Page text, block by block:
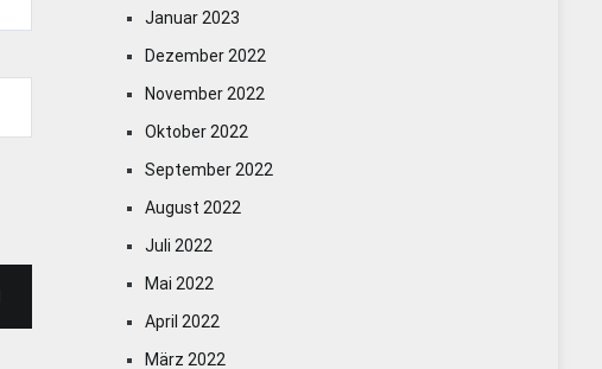
Januar 2023
Dezember 2022
November 2022
Oktober 2022
September 2022
August 2022
Juli 2022
Mai 2022
April 2022
März 2022